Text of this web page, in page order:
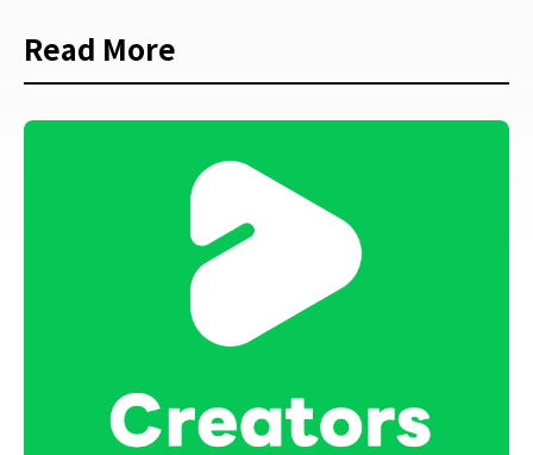
Read More